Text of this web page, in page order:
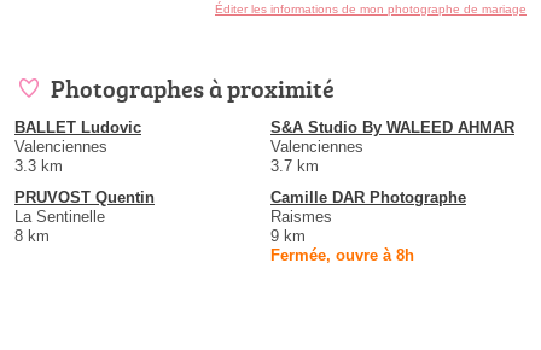
Éditer les informations de mon photographe de mariage
Photographes à proximité
BALLET Ludovic
Valenciennes
3.3 km
S&A Studio By WALEED AHMAR
Valenciennes
3.7 km
PRUVOST Quentin
La Sentinelle
8 km
Camille DAR Photographe
Raismes
9 km
Fermée, ouvre à 8h